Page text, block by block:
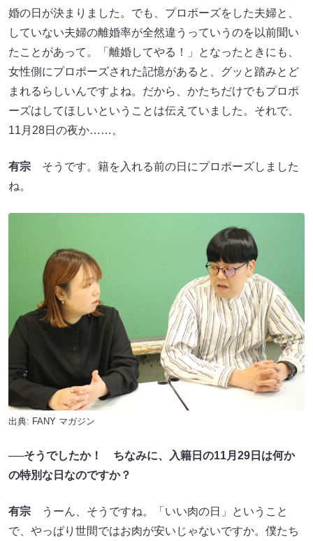
婚の日が決まりました。でも、プロポーズをした夫婦と、
していない夫婦の離婚率が全然違うっていうのを以前聞い
たことがあって。「離婚してやる！」となったときにも、
女性側にプロポーズされた記憶があると、グッと踏みとど
まれるらしいんですよね。だから、かたちだけでもプロポ
ーズはしてほしいということは伝えていました。それで、
11月28日の夜か……。
有宗 そうです。籍を入れる前の日にプロポーズしました
ね。
出典: FANY マガジン
──そうでしたか！ ちなみに、入籍日の11月29日は何か
の特別な日なのですか？
有宗 うーん、そうですね。「いい肉の日」ということ
で、やっぱり世間ではお肉が安いじゃないですか。僕たち